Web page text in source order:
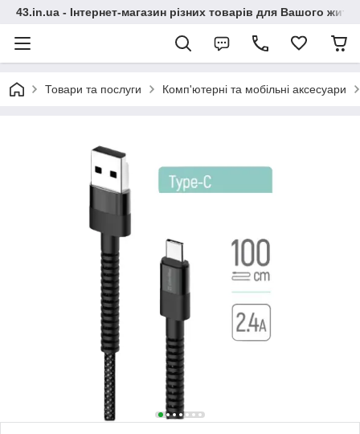
43.in.ua - Інтернет-магазин різних товарів для Вашого
Товари та послуги Комп'ютерні та мобільні аксесуари